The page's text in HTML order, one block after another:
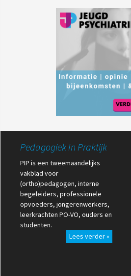
Pedagogiek In Praktijk
PIP is een tweemaandelijks
vakblad voor
(ortho)pedagogen, interne
begeleiders, professionele
opvoeders, jongerenwerkers,
leerkrachten PO-VO, ouders en
studenten.
Lees verder »